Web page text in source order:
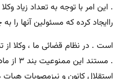
. این امر با توجه به تعداد زیاد
راایجاد کرده که مسئولین آنها را
است . در نظام قضائی ما ، وکلا از
استقلال کانون و نیزمصوبات